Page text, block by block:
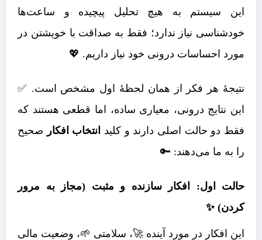
این سیستم به هیچ تحلیل پیچیده و ساعت‌ها
خودشناسی نیاز ندارد؛ فقط به صداقت با خویشتن در
مورد احساسات درونی خود نیاز داریم. 💖
نتیجۀ هر فکر از همان لحظۀ اول مشخص است. ✅
این نتایج درونی، معیاری ساده، اما قطعی هستند که
فقط دو حالت اصلی دارند و کلید انتخاب افکار صحیح
را به ما می‌دهند: 🔑
حالت اول: افکار سازنده و مثبت (مجاز به مرور
کردن) ✨
این افکار در مورد آینده 🚀، سلامتی 🌱، وضعیت مالی